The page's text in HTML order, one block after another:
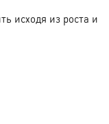
исходя из роста и